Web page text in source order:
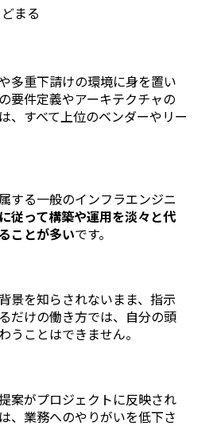
まる
多重下請けの環境に身を置い
要件定義やアーキテクチャの
、すべて上位のベンダーやリー
する一般のインフラエンジニ
従って構築や運用を淡々と代
ことが多いです。
景を知らされないまま、指示
だけの働き方では、自分の頭
うことはできません。
案がプロジェクトに反映され
、業務へのやりがいを低下さ